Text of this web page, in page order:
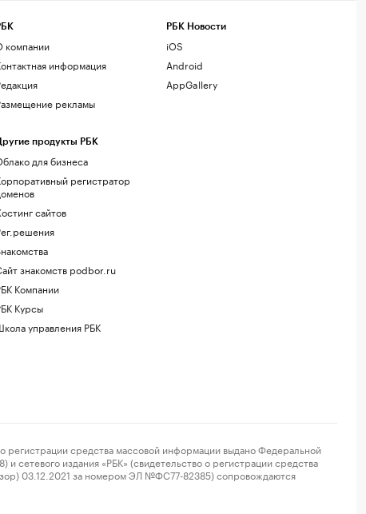
компании
информация
рекламы
продукты РБК
для бизнеса
регистратор
сайтов
знакомств podbor.ru
Компании
Курсы
управления РБК
РБК Новости
iOS
Android
AppGallery
средства массовой информации выдано Федеральной
издания «РБК» (свидетельство о регистрации средства
03.12.2021 за номером ЭЛ №ФС77-82385) сопровождаются